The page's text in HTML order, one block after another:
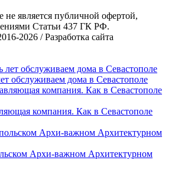
является публичной офертой,
Статьи 437 ГК РФ.
2026 /Разработка сайта
дома в Севастополе
компания. Как в Севастополе
Архи-важном Архитектурном